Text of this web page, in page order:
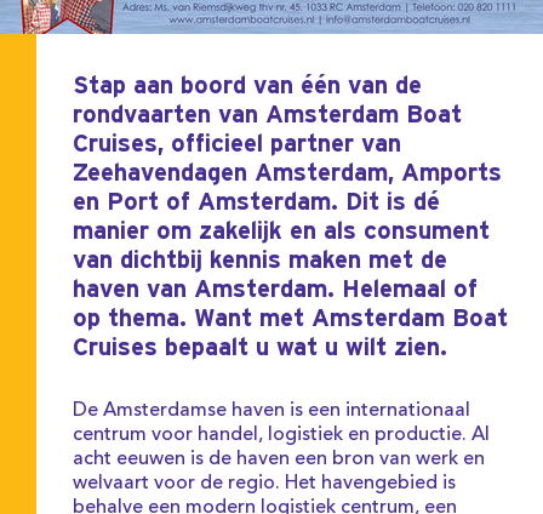
Stap aan boord van één van de
rondvaarten van Amsterdam Boat
Cruises, officieel partner van
Zeehavendagen Amsterdam, Amports
en Port of Amsterdam. Dit is dé
manier om zakelijk en als consument
van dichtbij kennis maken met de
haven van Amsterdam. Helemaal of
op thema. Want met Amsterdam Boat
Cruises bepaalt u wat u wilt zien.
De Amsterdamse haven is een internationaal
centrum voor handel, logistiek en productie. Al
acht eeuwen is de haven een bron van werk en
welvaart voor de regio. Het havengebied is
behalve een modern logistiek centrum, een